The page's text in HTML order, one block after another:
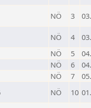
NÖ 3
NÖ 4
NÖ 5
NÖ 6
NÖ 7
NÖ 10